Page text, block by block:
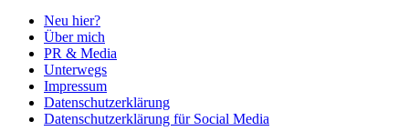
Neu hier?
Über mich
PR & Media
Unterwegs
Impressum
Datenschutzerklärung
Datenschutzerklärung für Social Media